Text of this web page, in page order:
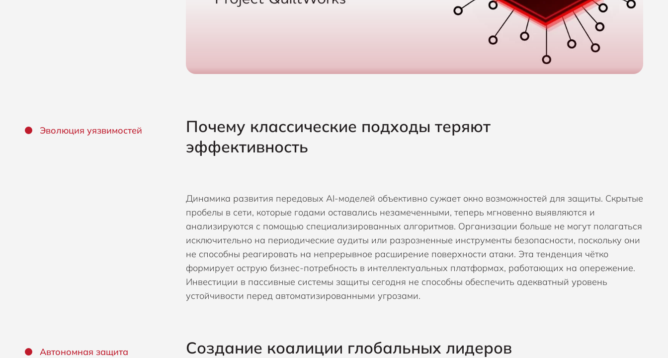
Эволюция уязвимостей
Почему классические подходы теряют
эффективность
Динамика развития передовых AI-моделей объективно сужает окно возможностей для защиты. Скрытые
пробелы в сети, которые годами оставались незамеченными, теперь мгновенно выявляются и
анализируются с помощью специализированных алгоритмов. Организации больше не могут полагаться
исключительно на периодические аудиты или разрозненные инструменты безопасности, поскольку они
не способны реагировать на непрерывное расширение поверхности атаки. Эта тенденция чётко
формирует острую бизнес-потребность в интеллектуальных платформах, работающих на опережение.
Инвестиции в пассивные системы защиты сегодня не способны обеспечить адекватный уровень
устойчивости перед автоматизированными угрозами.
Автономная защита Создание коалиции глобальных лидеров